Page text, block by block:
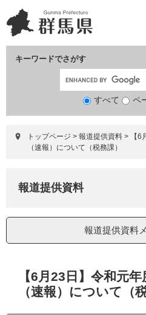
ー
ジ
ニ
ュ
て
キーワードでさがす
検
象
すべて ペ
トップページ > 報道提供資料 >
【
（速報）について（税務課）
報道提供資料
報道提供資料
【6月23日】令和元
（速報）について（